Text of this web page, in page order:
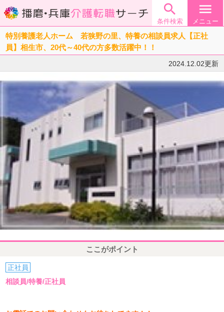

条件検索
menu
メニュー
特別養護老人ホーム 若狭野の里、特養の相談員求人【正社
員】相生市、20代～40代の方多数活躍中！！
2024.12.02更新
ここがポイント
正社員
相談員/特養/正社員